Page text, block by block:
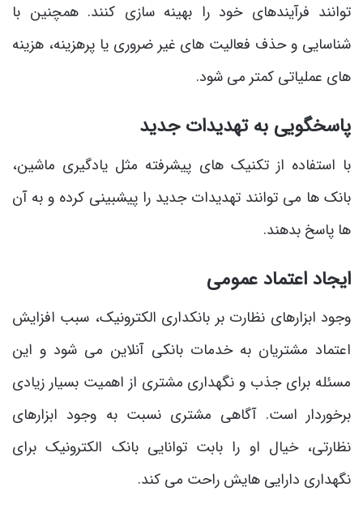
توانند فرآیندهای خود را بهینه سازی کنند. همچنین با
شناسایی و حذف فعالیت های غیر ضروری یا پرهزینه، هزینه
های عملیاتی کمتر می شود.
پاسخگویی به تهدیدات جدید
با استفاده از تکنیک های پیشرفته مثل یادگیری ماشین،
بانک ها می توانند تهدیدات جدید را پیشبینی کرده و به آن
ها پاسخ بدهند.
ایجاد اعتماد عمومی
وجود ابزارهای نظارت بر بانکداری الکترونیک، سبب افزایش
اعتماد مشتریان به خدمات بانکی آنلاین می شود و این
مسئله برای جذب و نگهداری مشتری از اهمیت بسیار زیادی
برخوردار است. آگاهی مشتری نسبت به وجود ابزارهای
نظارتی، خیال او را بابت توانایی بانک الکترونیک برای
نگهداری دارایی هایش راحت می کند.